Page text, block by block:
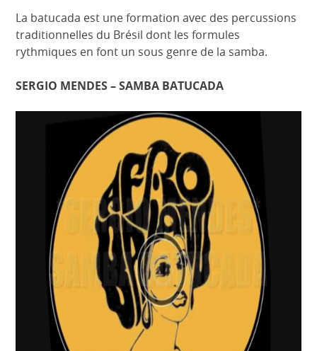
La batucada est une formation avec des percussions
traditionnelles du Brésil dont les formules
rythmiques en font un sous genre de la samba.
SERGIO MENDES – SAMBA BATUCADA